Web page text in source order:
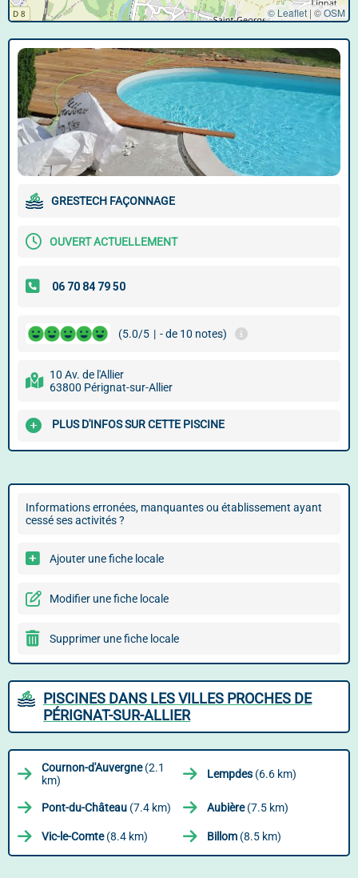
© Leaflet | ©OSM
GRESTECH FAÇONNAGE
OUVERT ACTUELLEMENT
(5.0/5 | - de 10 notes)
10 Av. de l'Allier
63800 Pérignat-sur-Allier
PLUS D'INFOS SUR CETTE PISCINE
Informations erronées, manquantes ou établissement ayant
cessé ses activités ?
Ajouter une fiche locale
Modifier une fiche locale
Supprimer une fiche locale
PISCINES DANS LES VILLES PROCHES DE
PÉRIGNAT-SUR-ALLIER
Cournon-d'Auvergne(2.1
km)
Lempdes (6.6 km)
Pont-du-Château (7.4 km) Aubière(7.5 km)
Vic-le-Comte(8.4 km) Billom (8.5 km)